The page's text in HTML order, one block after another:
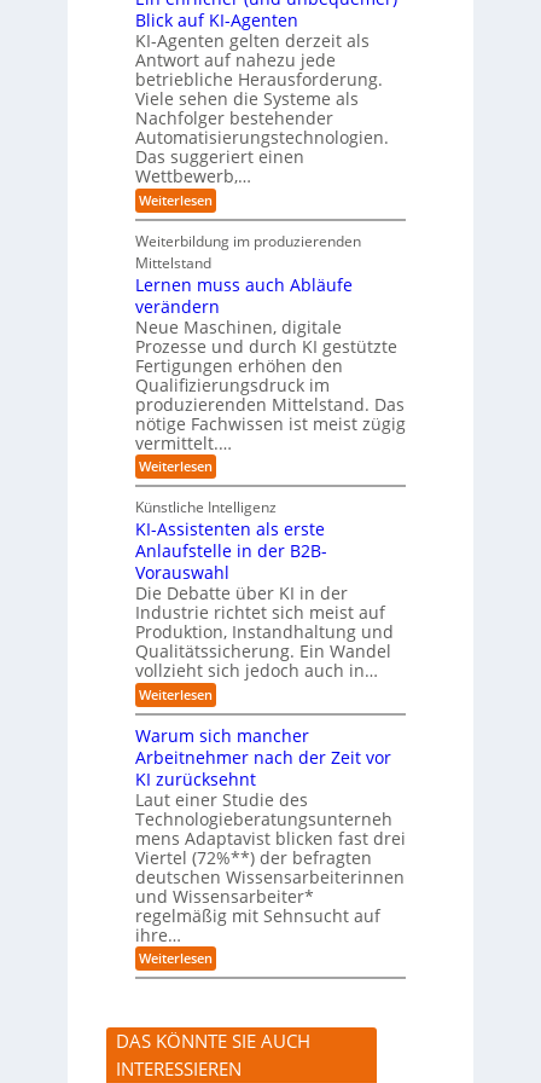
t
e
l
l
e
r
n
i
n
d
e
r
I
n
d
u
s
t
r
i
e
e
r
m
ö
g
l
i
c
h
e
n
i
k
o
,
w
a
c
h
s
e
n
d
e
R
a
n
o
m
w
a
r
e
-
G
e
f
a
h
n
d
u
s
t
r
i
e
r
o
b
o
t
r
-
Z
w
i
l
l
i
n
g
f
ü
r
T
t
o
r
t
e
Blick auf KI-Agenten
KI-Agenten gelten derzeit als
Antwort auf nahezu jede
betriebliche Herausforderung.
Viele sehen die Systeme als
Nachfolger bestehender
Automatisierungstechnologien.
Das suggeriert einen
Wettbewerb,…
Weiterlesen:
E
n
e
h
r
l
i
c
h
e
r
(
u
n
d
u
n
e
q
u
e
m
e
r
)
B
l
i
k
a
u
f
K
I
-
A
g
e
n
t
e
n
Weiterbildung im produzierenden
Mittelstand
Lernen muss auch Abläufe
verändern
Neue Maschinen, digitale
Prozesse und durch KI gestützte
Fertigungen erhöhen den
Qualifizierungsdruck im
produzierenden Mittelstand. Das
nötige Fachwissen ist meist zügig
vermittelt.…
Weiterlesen:
L
e
r
n
e
n
m
u
s
s
a
u
c
h
A
b
l
ä
u
f
e
v
e
r
ä
n
d
r
n
Künstliche Intelligenz
KI-Assistenten als erste
Anlaufstelle in der B2B-
Vorauswahl
Die Debatte über KI in der
Industrie richtet sich meist auf
Produktion, Instandhaltung und
Qualitätssicherung. Ein Wandel
vollzieht sich jedoch auch in…
Weiterlesen:
K
I
-
A
s
s
i
s
t
e
n
t
e
n
a
l
s
s
t
e
Warum sich mancher
Arbeitnehmer nach der Zeit vor
KI zurücksehnt
Laut einer Studie des
Technologieberatungsunterneh
mens Adaptavist blicken fast drei
Viertel (72%**) der befragten
deutschen Wissensarbeiterinnen
und Wissensarbeiter*
regelmäßig mit Sehnsucht auf
ihre…
Weiterlesen:
W
u
m
s
i
DAS KÖNNTE SIE AUCH
INTERESSIEREN